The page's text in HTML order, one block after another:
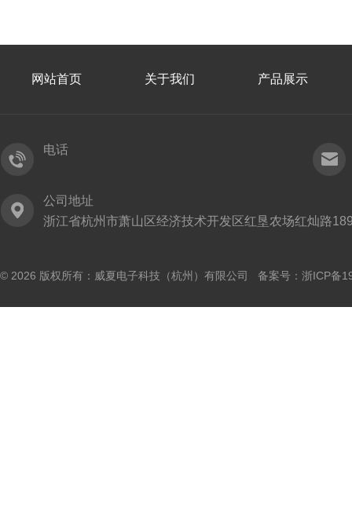
网站首页 关于我们 产品展示
电话
公司地址
浙江省杭州市萧山区经济技术开发区红垦农场红灿路
© 2026 版权所有：威夏电子科技（杭州）有限公司 备案号： 浙ICP备